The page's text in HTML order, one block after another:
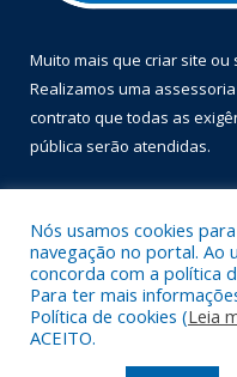
Muito mais que criar site ou
Realizamos uma assessoria
contrato que todas as
pública serão atendidas.
Todos os direitos
Nós usamos cookies
navegação no portal. Ao
concorda com a política
Para ter mais
Política de cookies (Leia
ACEITO.